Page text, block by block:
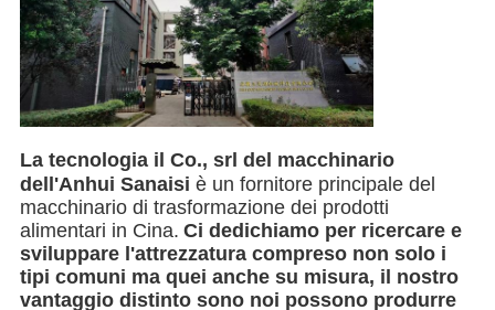
La tecnologia il Co., srl del macchinario
dell'Anhui Sanaisi è un fornitore principale del
macchinario di trasformazione dei prodotti
alimentari in Cina. Ci dedichiamo per ricercare e
sviluppare l'attrezzatura compreso non solo i
tipi comuni ma quei anche su misura, il nostro
vantaggio distinto sono noi possono produrre